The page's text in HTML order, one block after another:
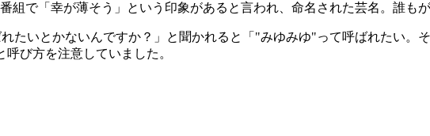
で「幸が薄そう」という印象があると言われ、命名された芸名。誰も
たいとかないんですか？」と聞かれると「"みゆみゆ"って呼ばれたい。
び方を注意していました。